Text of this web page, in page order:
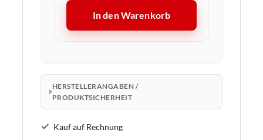
In den Warenkorb
HERSTELLERANGABEN /
PRODUKTSICHERHEIT
Kauf auf Rechnung